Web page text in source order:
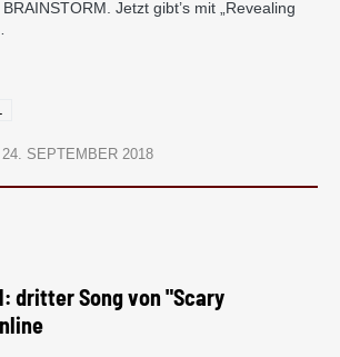
Jetzt gibt’s mit „Revealing
24. SEPTEMBER 2018
dritter Song von "Scary